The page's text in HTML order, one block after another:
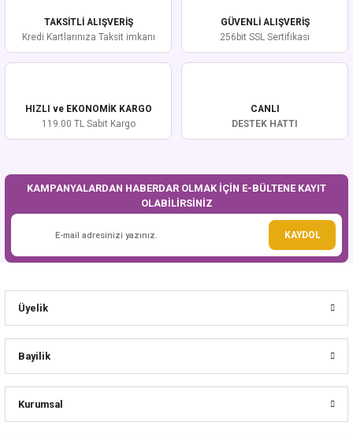
Ürün resmi kalitesiz, bozuk veya görüntülenemiyor.
Ürün fiyatı diğer sitelerden daha pahalı.
Bu ürüne benzer farklı alternatifler olmalı.
TAKSİTLİ ALIŞVERİŞ
Kredi Kartlarınıza Taksit imkanı
GÜVENLİ ALIŞVERİŞ
256bit SSL Sertifikası
HIZLI ve EKONOMİK KARGO
119.00 TL Sabit Kargo
CANLI
DESTEK HATTI
KAMPANYALARDAN HABERDAR OLMAK İÇİN E-BÜLTENE KAYIT
OLABİLİRSİNİZ
KAYDOL
Üyelik
Bayilik
Kurumsal